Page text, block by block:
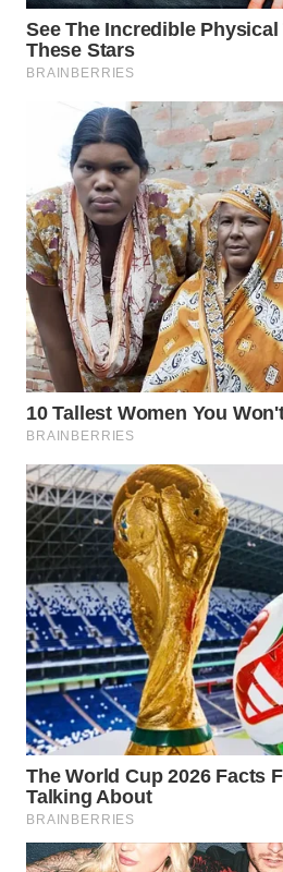
WN
BORNEO
WAHANA
NEWS
WAHANA
TANI
WAHANA
INFRASTRUKTUR
WAHANA
KONSUMEN
WAHANA
LISTRIK
WAHANA
TRAVEL
WAHANA
TV
WAHANANEWS